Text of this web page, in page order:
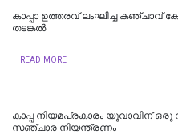
കാപ്പാ ഉത്തരവ് ലംഘിച്ച കഞ്ചാവ്
തടങ്കൽ
READ MORE
കാപ്പ നിയമപ്രകാരം യുവാവിന് ഒരു
സഞ്ചാര നിയന്ത്രണം